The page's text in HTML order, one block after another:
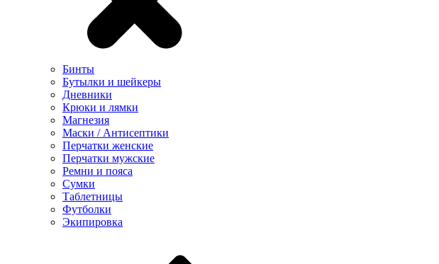
Бинты
Бутылки и шейкеры
Дневники
Крюки и лямки
Магнезия
Маски / Антисептики
Перчатки женские
Перчатки мужские
Ремни и пояса
Сумки
Таблетницы
Футболки
Экипировка